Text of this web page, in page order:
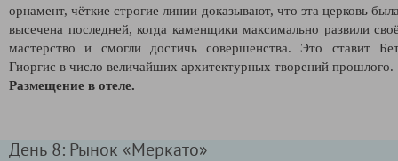
орнамент, чёткие строгие линии доказывают, что эта церковь
высечена последней, когда каменщики максимально развили
мастерство и смогли достичь совершенства. Это ставит
Гиоргис в число величайших архитектурных творений прошлого.
Размещение в отеле.
День 8: Рынок «Меркато»